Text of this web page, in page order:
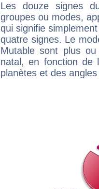
Les douze signes
groupes ou modes,
qui signifie
quatre signes. Le
Mutable sont plus
natal, en fonction de
planètes et des